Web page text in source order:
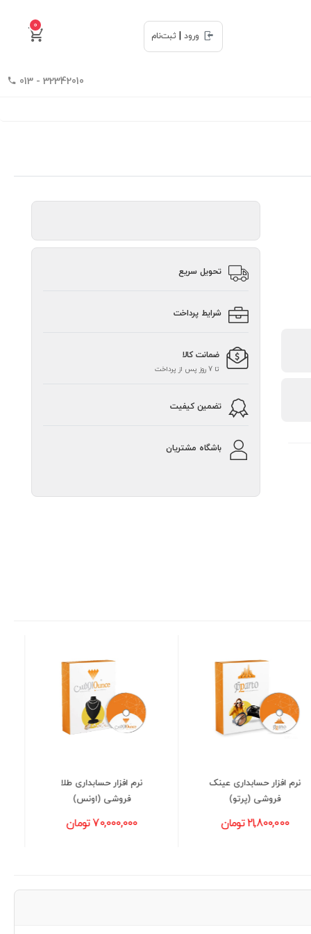
0
ورود
ثبت‌نام
32342010 - 013
تحویل سریع
شرایط پرداخت
ضمانت کالا
تا 7 روز پس از پرداخت
تضمین کیفیت
باشگاه مشتریان
نرم افزار حسابداری طلا
فروشی (اونس)
70,000,000 تومان
نرم افزار حسابداری فروشگاه
صنایع چوب و مبلمان (بلوط)
21,800,000 تومان